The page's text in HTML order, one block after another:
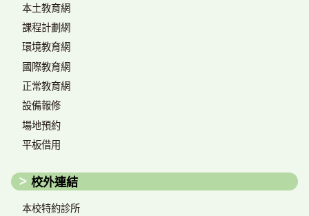
本土教育網
課程計劃網
環境教育網
國際教育網
正常教育網
設備報修
場地預約
平板借用
校外連結
本校特約診所